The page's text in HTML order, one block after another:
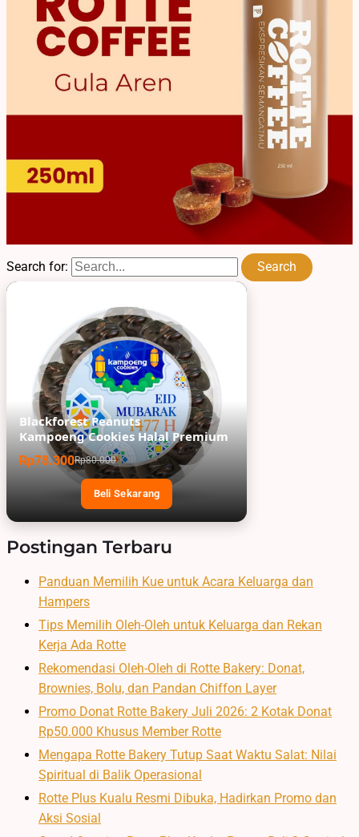
Search for:
Blackforest Peanuts
Kampoeng Cookies Halal Premium
Rp78.300Rp80.000
Beli Sekarang
Postingan Terbaru
Panduan Memilih Kue untuk Acara Keluarga dan
Hampers
Tips Memilih Oleh-Oleh untuk Keluarga dan Rekan
Kerja Ada Rotte
Rekomendasi Oleh-Oleh di Rotte Bakery: Donat,
Brownies, Bolu, dan Pandan Chiffon Layer
Promo Donat Rotte Bakery Juli 2026: 2 Kotak Donat
Rp50.000 Khusus Member Rotte
Mengapa Rotte Bakery Tutup Saat Waktu Salat: Nilai
Spiritual di Balik Operasional
Rotte Plus Kualu Resmi Dibuka, Hadirkan Promo dan
Aksi Sosial